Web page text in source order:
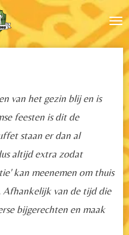
van het gezin blij en is
feesten is dit de
staan er dan al
altijd extra zodat
kan meenemen om thuis
Afhankelijk van de tijd die
bijgerechten en maak